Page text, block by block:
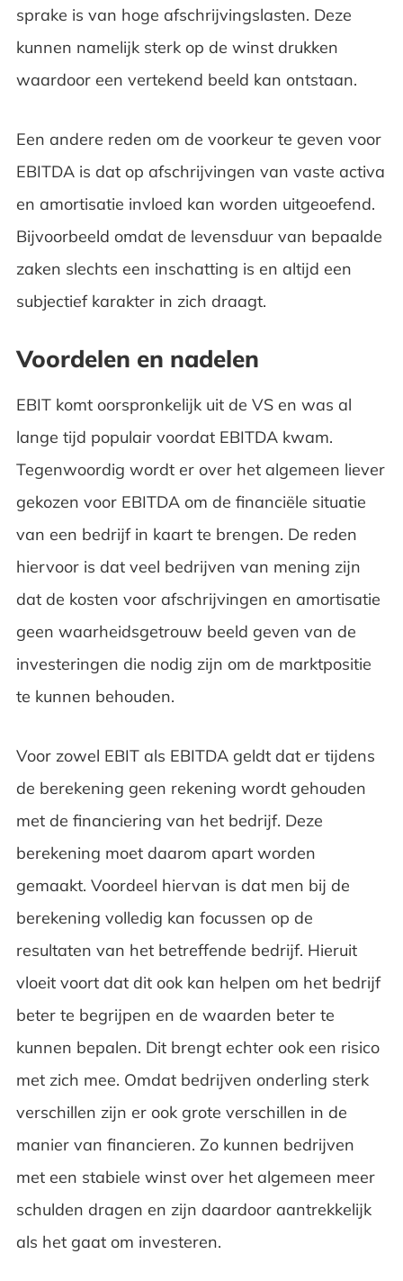
sprake is van hoge afschrijvingslasten. Deze
kunnen namelijk sterk op de winst drukken
waardoor een vertekend beeld kan ontstaan.
Een andere reden om de voorkeur te geven voor
EBITDA is dat op afschrijvingen van vaste activa
en amortisatie invloed kan worden uitgeoefend.
Bijvoorbeeld omdat de levensduur van bepaalde
zaken slechts een inschatting is en altijd een
subjectief karakter in zich draagt.
Voordelen en nadelen
EBIT komt oorspronkelijk uit de VS en was al
lange tijd populair voordat EBITDA kwam.
Tegenwoordig wordt er over het algemeen liever
gekozen voor EBITDA om de financiële situatie
van een bedrijf in kaart te brengen. De reden
hiervoor is dat veel bedrijven van mening zijn
dat de kosten voor afschrijvingen en amortisatie
geen waarheidsgetrouw beeld geven van de
investeringen die nodig zijn om de marktpositie
te kunnen behouden.
Voor zowel EBIT als EBITDA geldt dat er tijdens
de berekening geen rekening wordt gehouden
met de financiering van het bedrijf. Deze
berekening moet daarom apart worden
gemaakt. Voordeel hiervan is dat men bij de
berekening volledig kan focussen op de
resultaten van het betreffende bedrijf. Hieruit
vloeit voort dat dit ook kan helpen om het bedrijf
beter te begrijpen en de waarden beter te
kunnen bepalen. Dit brengt echter ook een risico
met zich mee. Omdat bedrijven onderling sterk
verschillen zijn er ook grote verschillen in de
manier van financieren. Zo kunnen bedrijven
met een stabiele winst over het algemeen meer
schulden dragen en zijn daardoor aantrekkelijk
als het gaat om investeren.